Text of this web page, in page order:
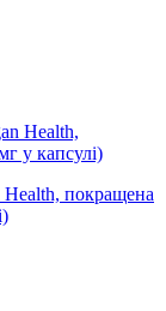
покращена